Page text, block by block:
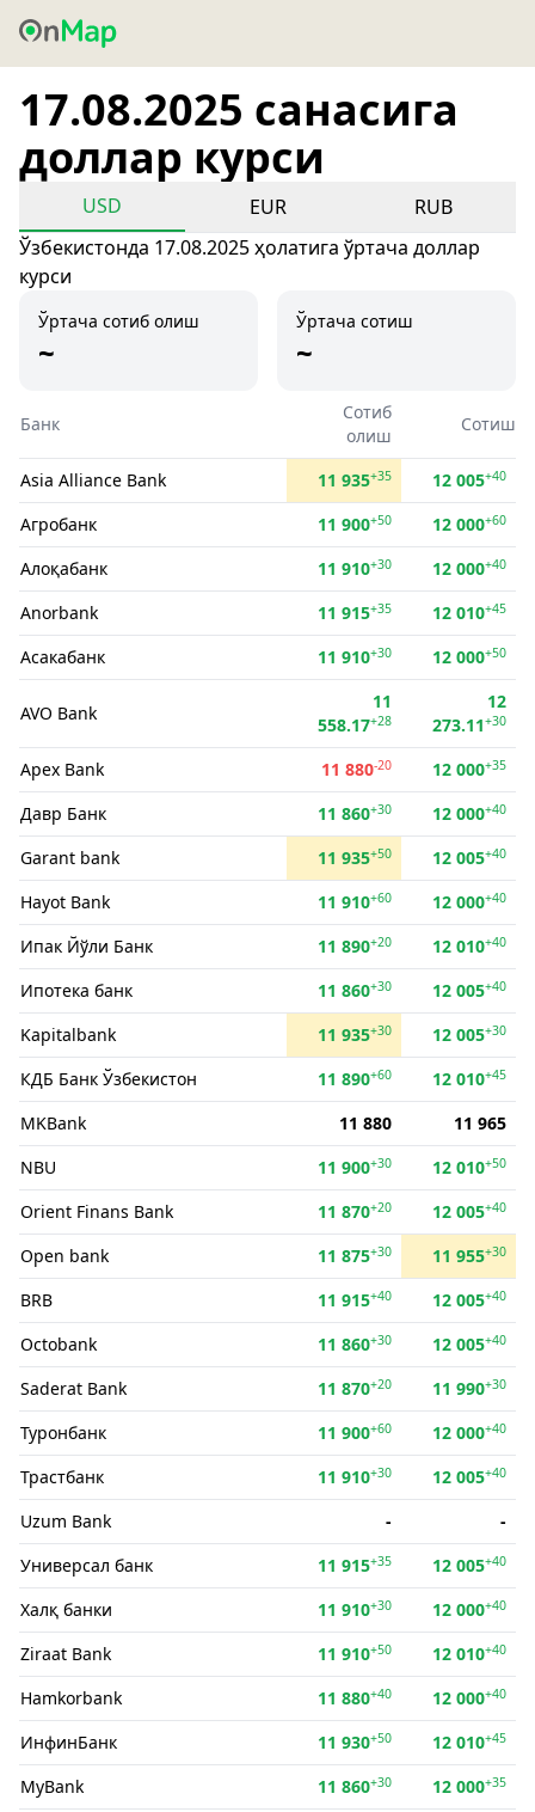
17.08.2025 санасига
доллар курси
USD EUR
RUB
Ўзбекистонда 17.08.2025 ҳолатига ўртача доллар
курси
Ўртача сотиб олиш
~
Ўртача сотиш
~
Банк
Сотиб
олиш
Сотиш
Asia Alliance Bank 11 935+35 12 005+40
Агробанк 11 900+50 12 000+60
Алоқабанк 11 910+30 12 000+40
Anorbank 11 915+35 12 010+45
Асакабанк 11 910+30 12 000+50
AVO Bank
11
558.17+28
12
273.11+30
Apex Bank 11 880-20 12 000+35
Давр Банк 11 860+30 12 000+40
Garant bank 11 935+50 12 005+40
Hayot Bank 11 910+60 12 000+40
Ипак Йўли Банк 11 890+20 12 010+40
Ипотека банк 11 860+30 12 005+40
Kapitalbank 11 935+30 12 005+30
КДБ Банк Ўзбекистон 11 890+60 12 010+45
MKBank 11 880
11 965
NBU
11 900+30 12 010+50
Orient Finans Bank 11 870+20 12 005+40
Open bank 11 875+30 11 955+30
BRB 11 915+40 12 005+40
Octobank 11 860+30 12 005+40
Saderat Bank 11 870+20 11 990+30
Туронбанк 11 900+60 12 000+40
Трастбанк 11 910+30 12 005+40
Uzum Bank -
-
Универсал банк
11 915+35 12 005+40
Халқ банки 11 910+30 12 000+40
Ziraat Bank 11 910+50 12 010+40
Hamkorbank 11 880+40 12 000+40
ИнфинБанк 11 930+50 12 010+45
MyBank 11 860+30 12 000+35